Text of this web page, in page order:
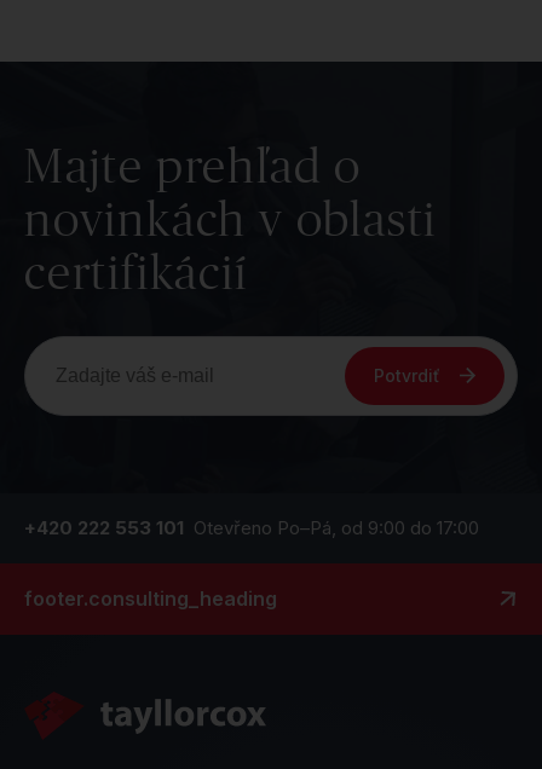
Majte prehľad o
novinkách v oblasti
certifikácií
Potvrdiť
+420 222 553 101 Otevřeno Po–Pá, od 9:00 do 17:00
footer.consulting_heading